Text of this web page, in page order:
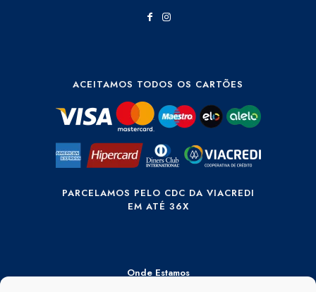
ACEITAMOS TODOS OS CARTÕES
PARCELAMOS PELO CDC DA VIACREDI
EM ATÉ 36X
Onde Estamos